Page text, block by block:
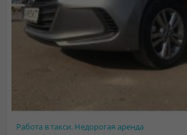
Работа в такси. Недорогая аренда